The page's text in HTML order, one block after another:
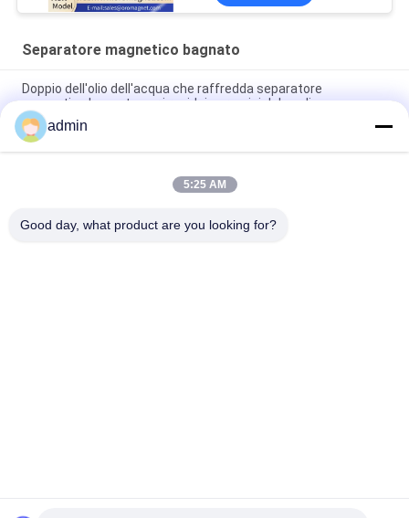
Separatore magnetico bagnato
Doppio dell'olio dell'acqua che raffredda separatore
magnetico bagnato per i residui ceramici del caolino
Consumo di energia basso dei residui di intelligenza del PE del
separatore magnetico ceramico del ferro
Macchina magnetica bagnata ceramica del separatore 2.5T
Permanente
admin
5:25 AM
Good day, what product are you looking for?